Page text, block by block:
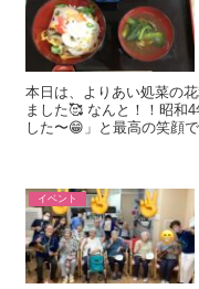
本日は、よりあい処菜の
ました🥰 なんと！！昭和4年5月14日生まれで「今日で95歳になりま
した〜😁」と最高の笑顔
イベント